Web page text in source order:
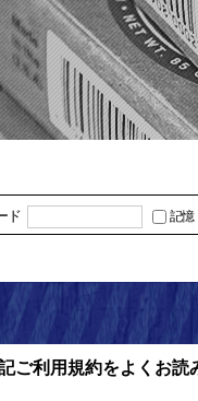
ド 記憶
ご利用規約をよくお読